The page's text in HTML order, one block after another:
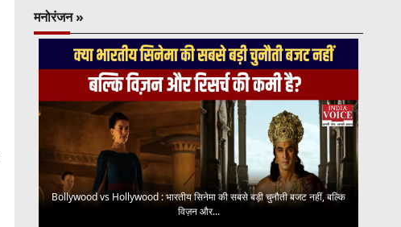
मनोरंजन »
Bollywood vs Hollywood : भारतीय सिनेमा की सबसे बड़ी चुनौती बजट नहीं, बल्कि
विज़न और...